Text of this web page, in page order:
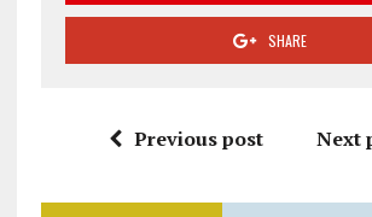
SHARE
Previous post Next